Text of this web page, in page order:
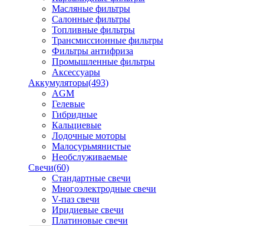
Масляные фильтры
Салонные фильтры
Топливные фильтры
Трансмиссионные фильтры
Фильтры антифриза
Промышленные фильтры
Аксессуары
Аккумуляторы(493)
AGM
Гелевые
Гибридные
Кальциевые
Лодочные моторы
Малосурьмянистые
Необслуживаемые
Свечи(60)
Стандартные свечи
Многоэлектродные свечи
V-паз свечи
Иридиевые свечи
Платиновые свечи